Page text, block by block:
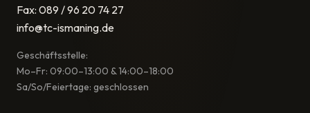
Fax: 089 / 96 20 74 27
info@tc-ismaning.de
Geschäftsstelle:
Mo–Fr: 09:00–13:00 & 14:00–18:00
Sa/So/Feiertage: geschlossen